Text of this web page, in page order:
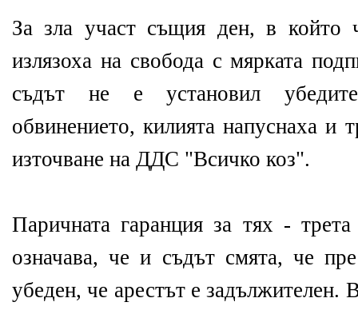
За зла участ същия ден, в който
излязоха на свобода с мярката
съдът не е установил
обвинението, килията напуснаха и
източване на ДДС "Всичко коз".
Паричната гаранция за тях -
означава, че и съдът смята, че
убеден, че арестът е задължителен.